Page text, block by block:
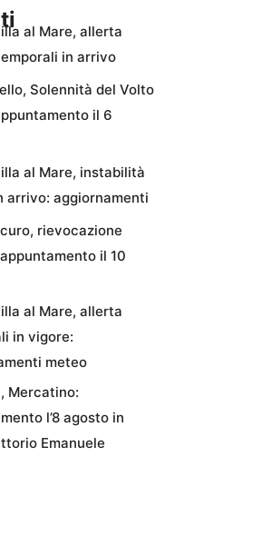
al Mare, allerta
in arrivo
Solennità del Volto
il 6
al Mare, instabilità
arrivo: aggiornamenti
rievocazione
il 10
al Mare, allerta
in vigore:
meteo
Mercatino:
l’8 agosto in
Emanuele